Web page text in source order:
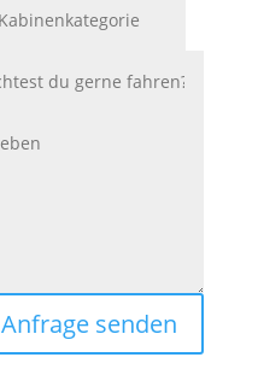
Anfrage senden